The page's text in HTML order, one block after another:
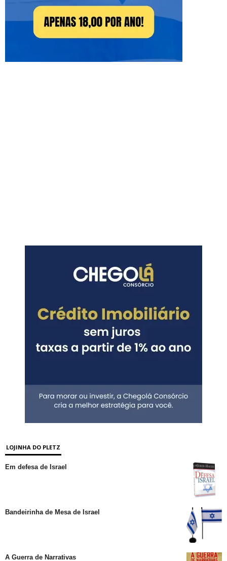
LOJINHA DO PLETZ
Em defesa de Israel
Bandeirinha de Mesa de Israel
A Guerra de Narrativas